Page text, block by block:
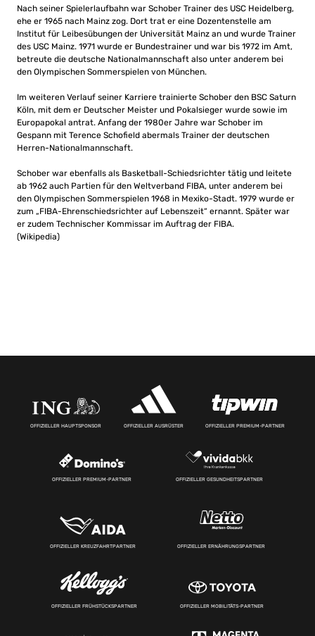
Nach seiner Spielerlaufbahn war Schober Trainer des USC Heidelberg,
ehe er 1965 nach Mainz zog. Dort trat er eine Dozentenstelle am
Institut für Leibesübungen der Universität Mainz an und wurde Trainer
des USC Mainz. 1971 wurde er Bundestrainer und war bis 1972 im Amt,
betreute die deutsche Nationalmannschaft also unter anderem bei
den Olympischen Sommerspielen von München.
Im weiteren Verlauf seiner Karriere trainierte Schober den BSC Saturn
Köln, mit dem er Deutscher Meister und Pokalsieger wurde sowie im
Europapokal antrat. Anfang der 1980er Jahre war Schober im
Gespann mit Terence Schofield abermals Trainer der deutschen
Herren-Nationalmannschaft.
Schober war ebenfalls als Basketball-Schiedsrichter tätig und leitete
ab 1962 auch Partien für den Weltverband FIBA, unter anderem bei
den Olympischen Sommerspielen 1968 in Mexiko-Stadt. 1979 wurde er
zum „FIBA-Ehrenschiedsrichter auf Lebenszeit“ ernannt. Später war
er zudem Technischer Kommissar im Auftrag der FIBA.
(Wikipedia)
OFFIZIELLER HAUPTSPONSOR OFFIZIELLER AUSRÜSTER OFFIZIELLER PREMIUM-PARTNER
OFFIZIELLER PREMIUM-PARTNER OFFIZIELLER GESUNDHEITSPARTNER
OFFIZIELLER KREUZFAHRTPARTNER OFFIZIELLER ERNÄHRUNGSPARTNER
OFFIZIELLER FRÜHSTÜCKSPARTNER OFFIZIELLER MOBILITÄTS-PARTNER